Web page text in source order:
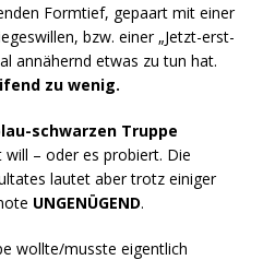
Formtief, gepaart mit einer
bzw. einer „Jetzt-erst-
annähernd etwas zu tun hat.
zu wenig.
schwarzen Truppe
will – oder es probiert. Die
lautet aber trotz einiger
UNGENÜGEND.
wollte/musste eigentlich